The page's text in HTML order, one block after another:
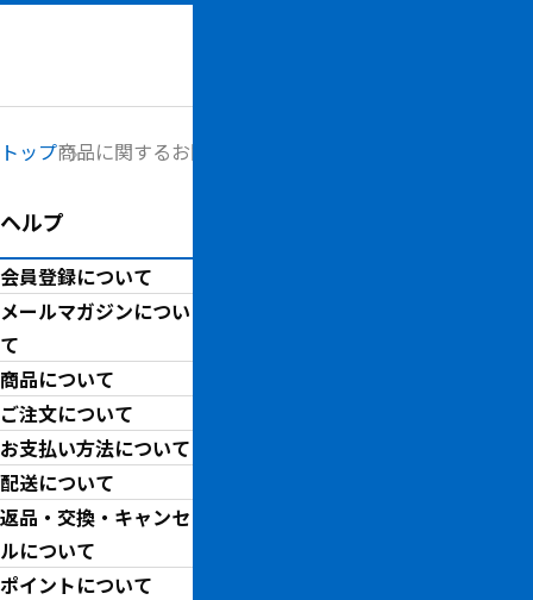
トップ商品に関するお問い合わせ
ヘルプ
会員登録について
メールマガジンについ
て
商品について
ご注文について
お支払い方法について
配送について
返品・交換・キャンセ
ルについて
ポイントについて
商品に関するお問
商品に関するお問い合わせ